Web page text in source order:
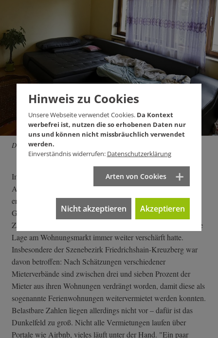
Das echte Bett.
Im Frühjahr 2016 könnte ein solches Verbot in Kraft treten:
Aktuell arbeitet die Stuttgarter Stadtverwaltung an einem
entsprechenden Satzungsentwurf. Vorbild könnte die
Gesetzgebung in Berlin sein: Hier ist 2013 ein
Zweckentfremdungsverbot in Kraft getreten, nachdem sich die
Lage am Wohnungsmarkt immer weiter verschärft hatte.
Insbesondere der Szenebezirk Friedrichshain-Kreuzberg war
davon betroffen: Nach Schätzungen verschiedener
Mieterverbände sind zwischen drei und sieben Prozent der
Mieter aus ihren Wohnungen verdrängt worden, damit diese als
sogenannte Ferienwohnungen weitervermietet werden konnten.
Belastbare Zahlen liegen allerdings nicht vor – dafür ist das
Dunkelfeld zu groß. Nicht alle Vermietungen laufen über
Portale wie Airbnb, vieles läuft unter der Hand. "Ein paar
Hinweis zu Cookies
Unsere Webseite verwendet Cookies. Da Kontext
werbefrei ist, nutzen die so erhobenen Daten nur
uns und können nicht missbräuchlich verwendet
werden.
Einverständnis widerrufen: Datenschutzerklärung
Arten von Cookies
Nicht akzeptieren Akzeptieren